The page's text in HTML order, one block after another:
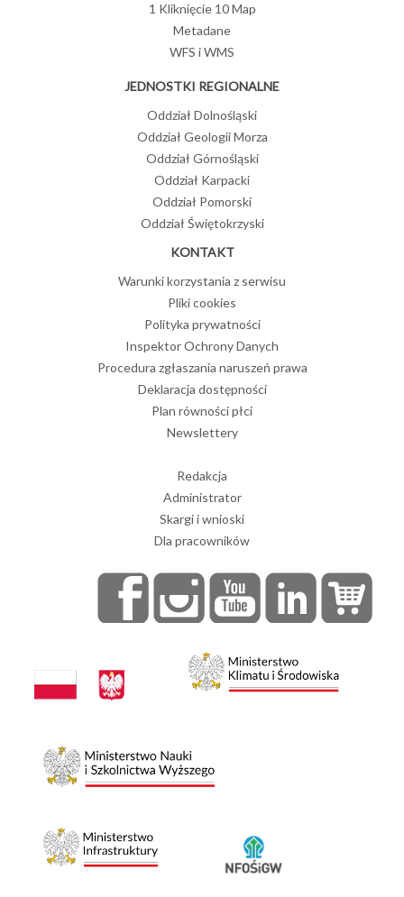
1 Kliknięcie 10 Map
Metadane
WFS i WMS
JEDNOSTKI REGIONALNE
Oddział Dolnośląski
Oddział Geologii Morza
Oddział Górnośląski
Oddział Karpacki
Oddział Pomorski
Oddział Świętokrzyski
KONTAKT
Warunki korzystania z serwisu
Pliki cookies
Polityka prywatności
Inspektor Ochrony Danych
Procedura zgłaszania naruszeń prawa
Deklaracja dostępności
Plan równości płci
Newslettery
Redakcja
Administrator
Skargi i wnioski
Dla pracowników